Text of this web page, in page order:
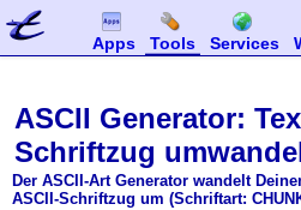
Apps Tools Services
ASCII Generator:
Schriftzug
Der ASCII-Art Generator wandelt
ASCII-Schriftzug um (Schriftart: